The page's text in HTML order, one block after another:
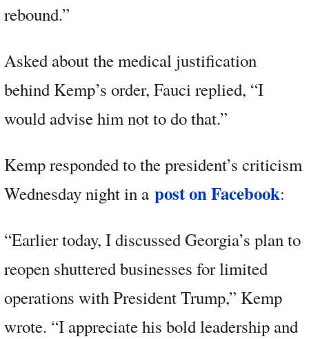
rebound.”
Asked about the medical justification
behind Kemp’s order, Fauci replied, “I
would advise him not to do that.”
Kemp responded to the president’s criticism
Wednesday night in a post on Facebook:
“Earlier today, I discussed Georgia’s plan to
reopen shuttered businesses for limited
operations with President Trump,” Kemp
wrote. “I appreciate his bold leadership and